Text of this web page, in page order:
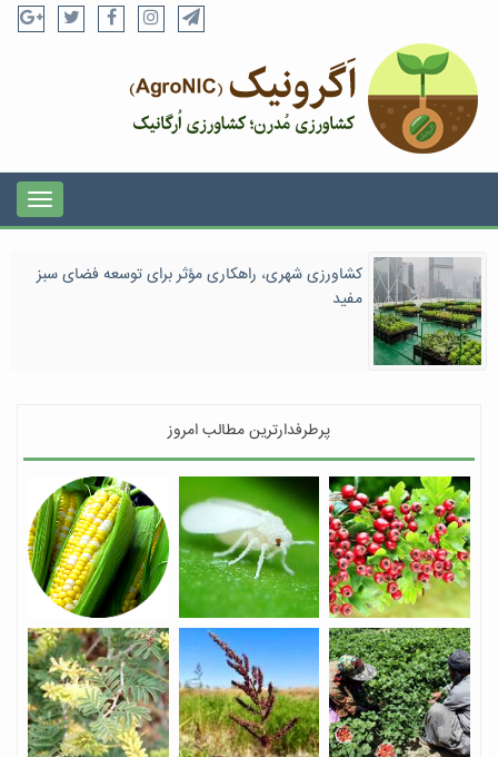
کشاورزی شهری، راهکاری مؤثر برای توسعه فضای سبز
مفید
پرطرفدارترین مطالب امروز